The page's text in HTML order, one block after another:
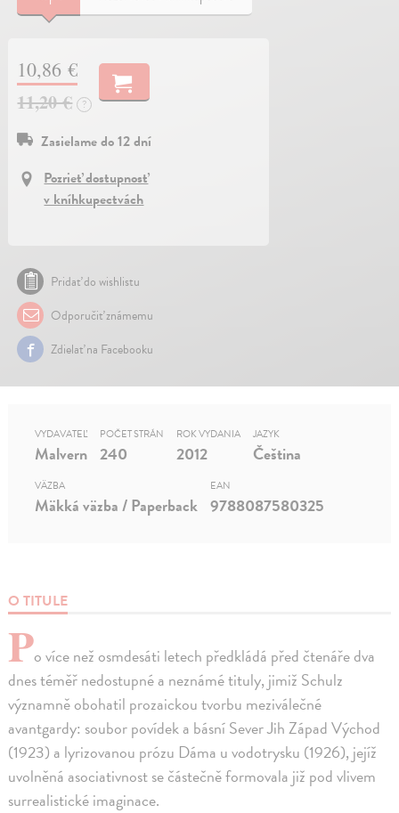
10,86 €
11,20 €
?
Zasielame do 12 dní
Pozrieť dostupnosť
v kníhkupectvách
Pridať do wishlistu
Odporučiť známemu
Zdielať na Facebooku
O TITULE
Po více než osmdesáti letech předkládá před čtenáře dva
dnes téměř nedostupné a neznámé tituly, jimiž Schulz
významně obohatil prozaickou tvorbu meziválečné
avantgardy: soubor povídek a básní Sever Jih Západ Východ
(1923) a lyrizovanou prózu Dáma u vodotrysku (1926), jejíž
uvolněná asociativnost se částečně formovala již pod vlivem
surrealistické imaginace.
VYDAVATEĽ
Malvern
POČET STRÁN
240
ROK VYDANIA
2012
JAZYK
Čeština
VÄZBA
Mäkká väzba / Paperback
EAN
9788087580325